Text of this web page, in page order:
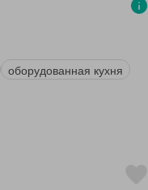
оборудованная кухня